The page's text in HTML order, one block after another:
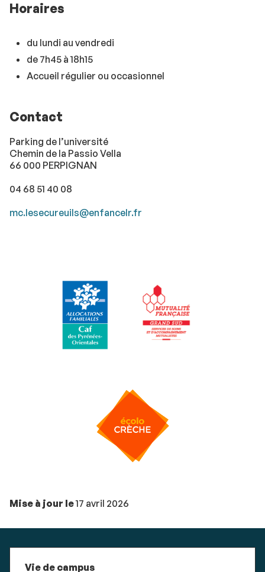
Horaires
du lundi au vendredi
de 7h45 à 18h15
Accueil régulier ou occasionnel
Contact
Parking de l’université
Chemin de la Passio Vella
66 000 PERPIGNAN
04 68 51 40 08
mc.lesecureuils@enfancelr.fr
Mise à jour le17 avril 2026
Vie de campus